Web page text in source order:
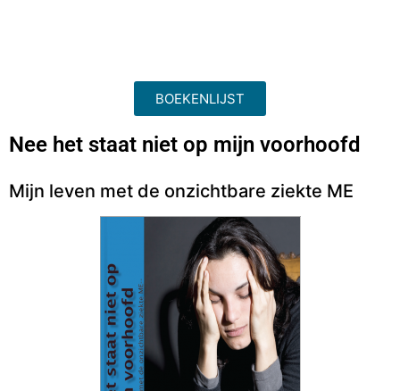
BOEKENLIJST
Nee het staat niet op mijn voorhoofd
Mijn leven met de onzichtbare ziekte ME